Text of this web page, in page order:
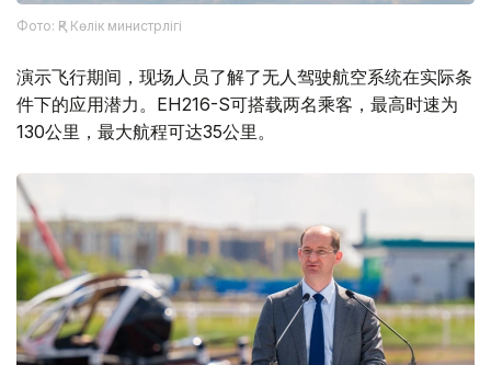
Фото: ҚР Көлік министрлігі
演示飞行期间，现场人员了解了无人驾驶航空系统在实际条
件下的应用潜力。EH216-S可搭载两名乘客，最高时速为
130公里，最大航程可达35公里。